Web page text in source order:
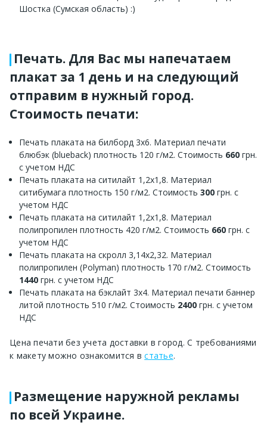
Шостка (Сумская область) :)
Печать. Для Вас мы напечатаем
плакат за 1 день и на следующий
отправим в нужный город.
Стоимость печати:
Печать плаката на билборд 3х6. Материал печати
блюбэк (blueback) плотность 120 г/м2. Стоимость 660 грн.
с учетом НДС
Печать плаката на ситилайт 1,2х1,8. Материал
ситибумага плотность 150 г/м2. Стоимость 300 грн. с
учетом НДС
Печать плаката на ситилайт 1,2х1,8. Материал
полипропилен плотность 420 г/м2. Стоимость 660 грн. с
учетом НДС
Печать плаката на скролл 3,14х2,32. Материал
полипропилен (Polyman) плотность 170 г/м2. Стоимость
1440 грн. с учетом НДС
Печать плаката на бэклайт 3х4. Материал печати баннер
литой плотность 510 г/м2. Стоимость 2400 грн. с учетом
НДС
Цена печати без учета доставки в город. С требованиями
к макету можно ознакомится встатье.
Размещение наружной рекламы
по всей Украине.